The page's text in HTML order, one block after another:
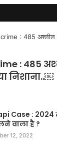
: 485
निशाना..￼
Case :
वाला है ?
12, 2022